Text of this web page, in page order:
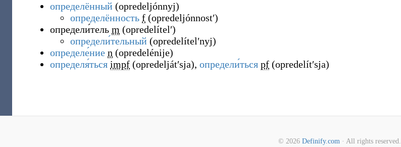
определённый (opredeljónnyj)
определённость f (opredeljónnostʹ)
определи́тель m (opredelítelʹ)
определи́тельный (opredelítelʹnyj)
определе́ние n (opredelénije)
определя́ться impf (opredeljátʹsja), определи́ться pf (opredelítʹsja)
© 2026 Definify.com· All rights reserved.